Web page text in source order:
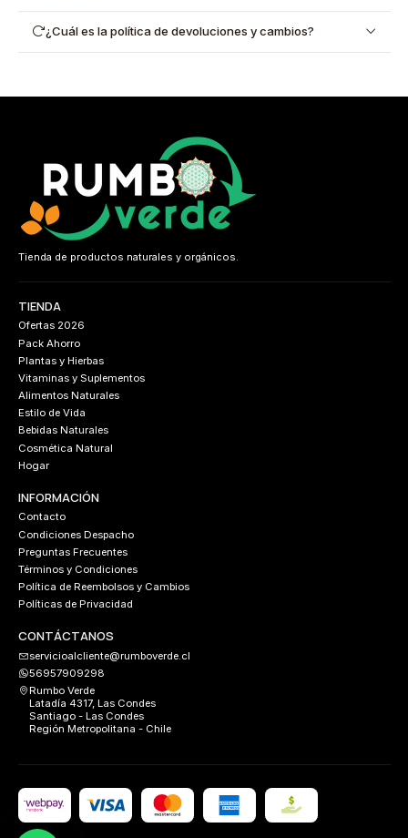
¿Cuál es la política de devoluciones y cambios?
Tienda de productos naturales y orgánicos.
TIENDA
Ofertas 2026
Pack Ahorro
Plantas y Hierbas
Vitaminas y Suplementos
Alimentos Naturales
Estilo de Vida
Bebidas Naturales
Cosmética Natural
Hogar
INFORMACIÓN
Contacto
Condiciones Despacho
Preguntas Frecuentes
Términos y Condiciones
Política de Reembolsos y Cambios
Políticas de Privacidad
CONTÁCTANOS
servicioalcliente@rumboverde.cl
56957909298
Rumbo Verde
Latadía 4317, Las Condes
Santiago - Las Condes
Región Metropolitana - Chile